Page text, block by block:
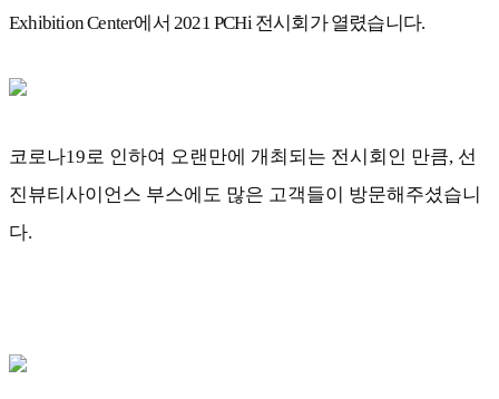
Exhibition Center에서 2021 PCHi 전시회가 열렸습니다.
코로나19로 인하여 오랜만에 개최되는 전시회인 만큼, 선
진뷰티사이언스 부스에도 많은 고객들이 방문해주셨습니
다.